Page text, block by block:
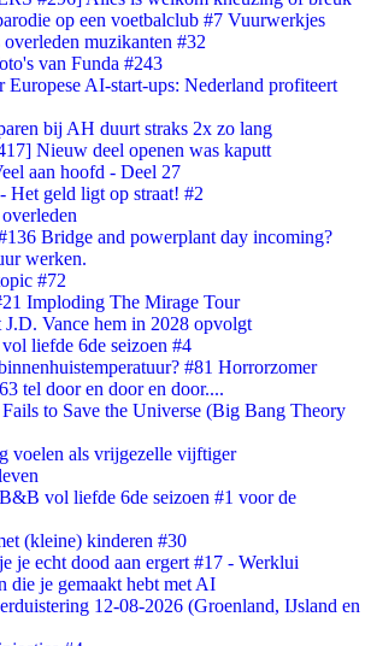
op een voetbalclub #7 Vuurwerkjes
overleden muzikanten #32
van Funda #243
Europese AI-start-ups: Nederland profiteert
bij AH duurt straks 2x zo lang
Nieuw deel openen was kaputt
aan hoofd - Deel 27
Het geld ligt op straat! #2
Bridge and powerplant day incoming?
werken.
#72
Imploding The Mirage Tour
Vance hem in 2028 opvolgt
liefde 6de seizoen #4
#81 Horrorzomer
tel door en door en door....
to Save the Universe (Big Bang Theory
voelen als vrijgezelle vijftiger
vol liefde 6de seizoen #1 voor de
(kleine) kinderen #30
je echt dood aan ergert #17 - Werklui
die je gemaakt hebt met AI
12-08-2026 (Groenland, IJsland en